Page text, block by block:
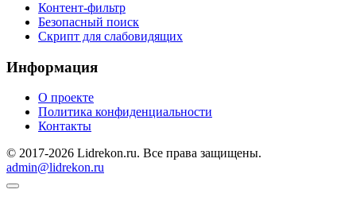
Контент-фильтр
Безопасный поиск
Скрипт для слабовидящих
Информация
О проекте
Политика конфиденциальности
Контакты
© 2017-2026 Lidrekon.ru. Все права защищены.
admin@lidrekon.ru